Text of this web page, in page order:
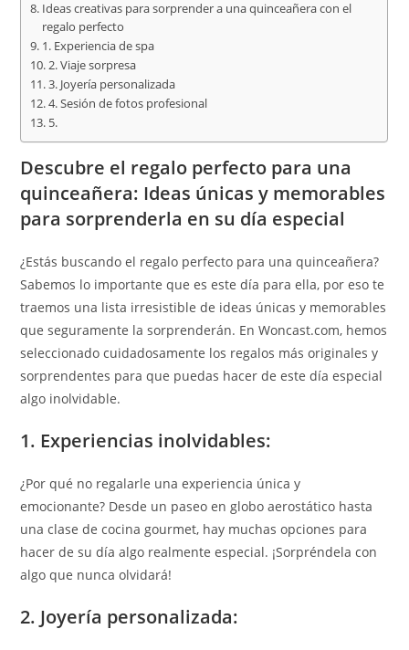
Ideas creativas para sorprender a una quinceañera con el
regalo perfecto
1. Experiencia de spa
2. Viaje sorpresa
3. Joyería personalizada
4. Sesión de fotos profesional
5.
Descubre el regalo perfecto para una
quinceañera: Ideas únicas y memorables
para sorprenderla en su día especial
¿Estás buscando el regalo perfecto para una quinceañera?
Sabemos lo importante que es este día para ella, por eso te
traemos una lista irresistible de ideas únicas y memorables
que seguramente la sorprenderán. En Woncast.com, hemos
seleccionado cuidadosamente los regalos más originales y
sorprendentes para que puedas hacer de este día especial
algo inolvidable.
1. Experiencias inolvidables:
¿Por qué no regalarle una experiencia única y
emocionante? Desde un paseo en globo aerostático hasta
una clase de cocina gourmet, hay muchas opciones para
hacer de su día algo realmente especial. ¡Sorpréndela con
algo que nunca olvidará!
2. Joyería personalizada: